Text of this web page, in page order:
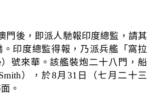
門後，即派人馳報印度總監，請其
。印度總監得報，乃派兵艦「窩拉
）號來華。該艦裝炮二十八門，船
），於8月31日（七月二十三
。